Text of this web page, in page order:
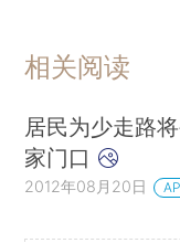
相关阅读
居民为少走路
家门口
2012年08月20日